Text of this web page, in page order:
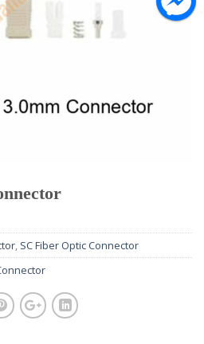
, SC Fiber Optic Connector